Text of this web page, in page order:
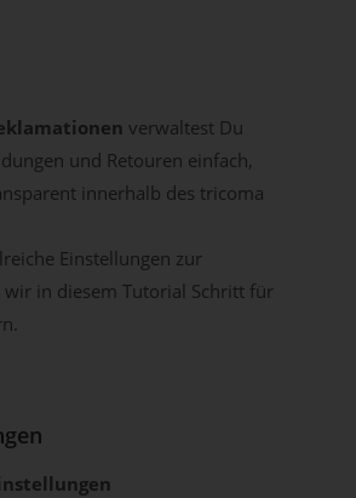
verwaltest Du
und Retouren einfach,
innerhalb des tricoma
Einstellungen zur
wir in diesem Tutorial Schritt für